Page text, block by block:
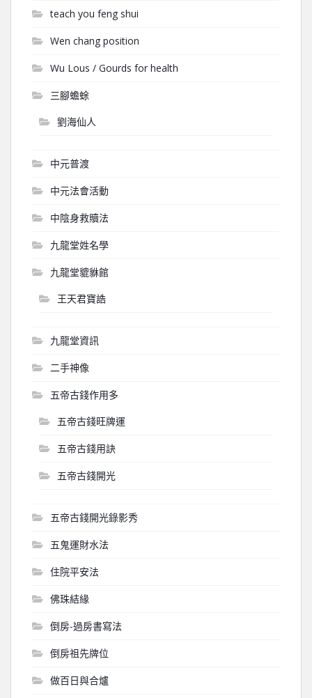
teach you feng shui
Wen chang position
Wu Lous / Gourds for health
三腳蟾蜍
劉海仙人
中元普渡
中元法會活動
中陰身救贖法
九龍堂姓名學
九龍堂貔貅館
王天君寶誥
九龍堂資訊
二手神像
五帝古錢作用多
五帝古錢旺牌運
五帝古錢用訣
五帝古錢開光
五帝古錢開光錄影秀
五鬼運財水法
住院平安法
佛珠結緣
倒房-過房書寫法
倒房祖先牌位
做百日與合爐